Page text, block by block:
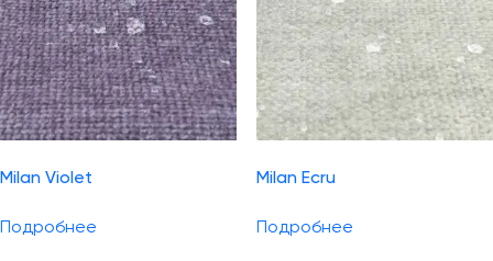
Milan Violet
Подробнее
Milan Ecru
Подробнее